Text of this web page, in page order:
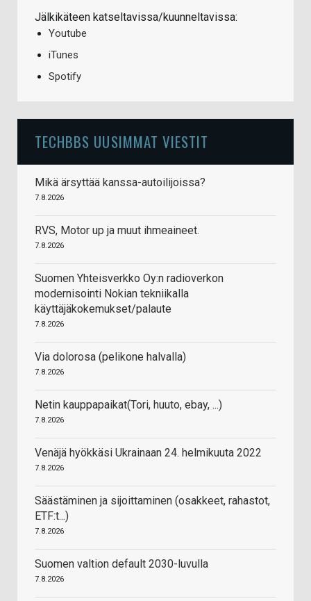
Jälkikäteen katseltavissa/kuunneltavissa:
Youtube
iTunes
Spotify
TECHBBS UUSIMMAT VIESTIT
Mikä ärsyttää kanssa-autoilijoissa?
7.8.2026
RVS, Motor up ja muut ihmeaineet.
7.8.2026
Suomen Yhteisverkko Oy:n radioverkon
modernisointi Nokian tekniikalla
käyttäjäkokemukset/palaute
7.8.2026
Via dolorosa (pelikone halvalla)
7.8.2026
Netin kauppapaikat(Tori, huuto, ebay, ...)
7.8.2026
Venäjä hyökkäsi Ukrainaan 24. helmikuuta 2022
7.8.2026
Säästäminen ja sijoittaminen (osakkeet, rahastot,
ETF:t...)
7.8.2026
Suomen valtion default 2030-luvulla
7.8.2026